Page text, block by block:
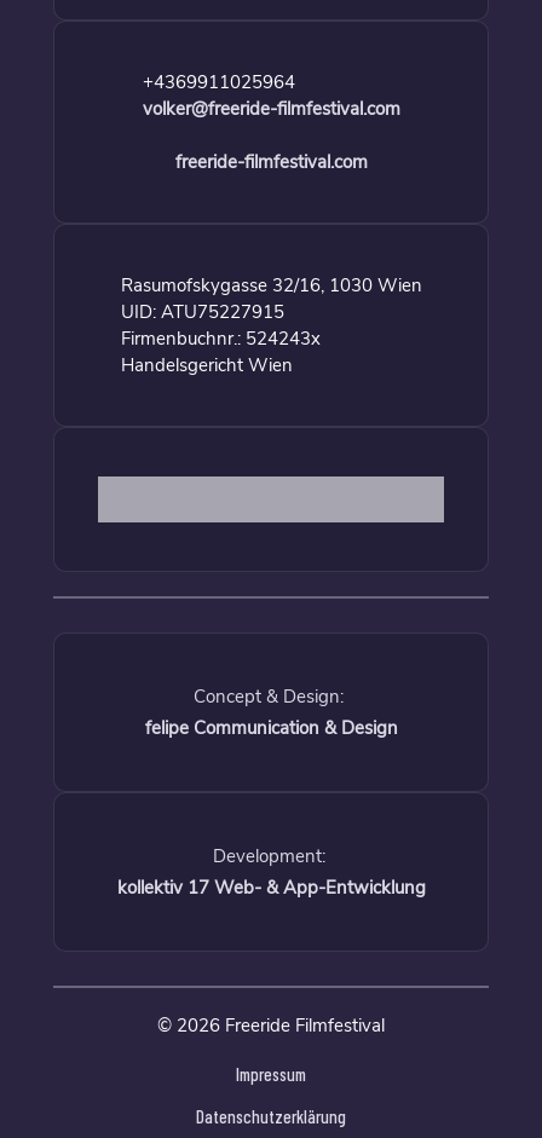
+4369911025964
volker@freeride-filmfestival.com
freeride-filmfestival.com
Rasumofskygasse 32/16, 1030 Wien
UID: ATU75227915
Firmenbuchnr.: 524243x
Handelsgericht Wien
Concept & Design:
felipe Communication & Design
Development:
kollektiv 17 Web- & App-Entwicklung
© 2026 Freeride Filmfestival
Impressum
Datenschutzerklärung